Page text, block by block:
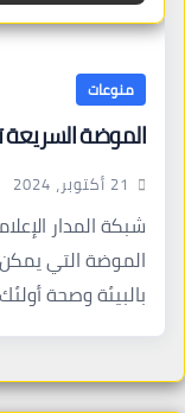
منوعات
الموضة السريعة
21 أكتوبر، 2024
شبكة المدار
الموضة التي
بالبيئة وصحة